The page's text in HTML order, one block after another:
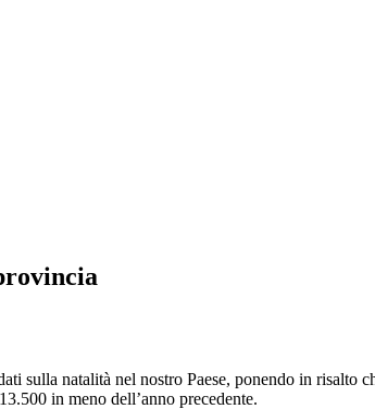
sulla natalità nel nostro Paese, ponendo in risalto
in meno dell’anno precedente.